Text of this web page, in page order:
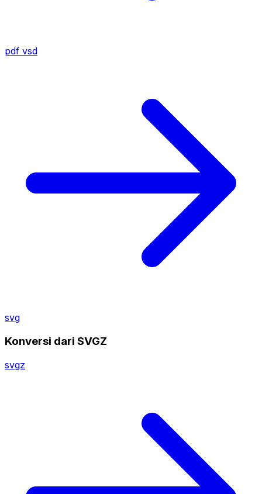
pdf vsd
svg
Konversi dari SVGZ
svgz